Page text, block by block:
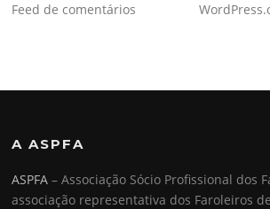
Feed de comentários
A ASPFA
ASPFA – Associação Sócio Profissional dos
associação representativa dos Faroleiros